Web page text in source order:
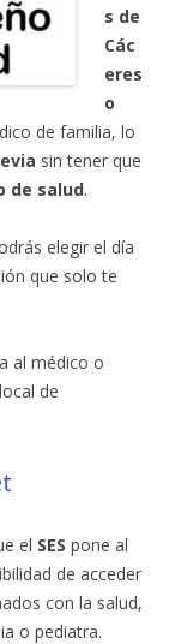
s de
Các
eres
o
de familia, lo
sin tener que
de salud.
elegir el día
que solo te
al médico o
de
el SES pone al
de acceder
con la salud,
o pediatra.